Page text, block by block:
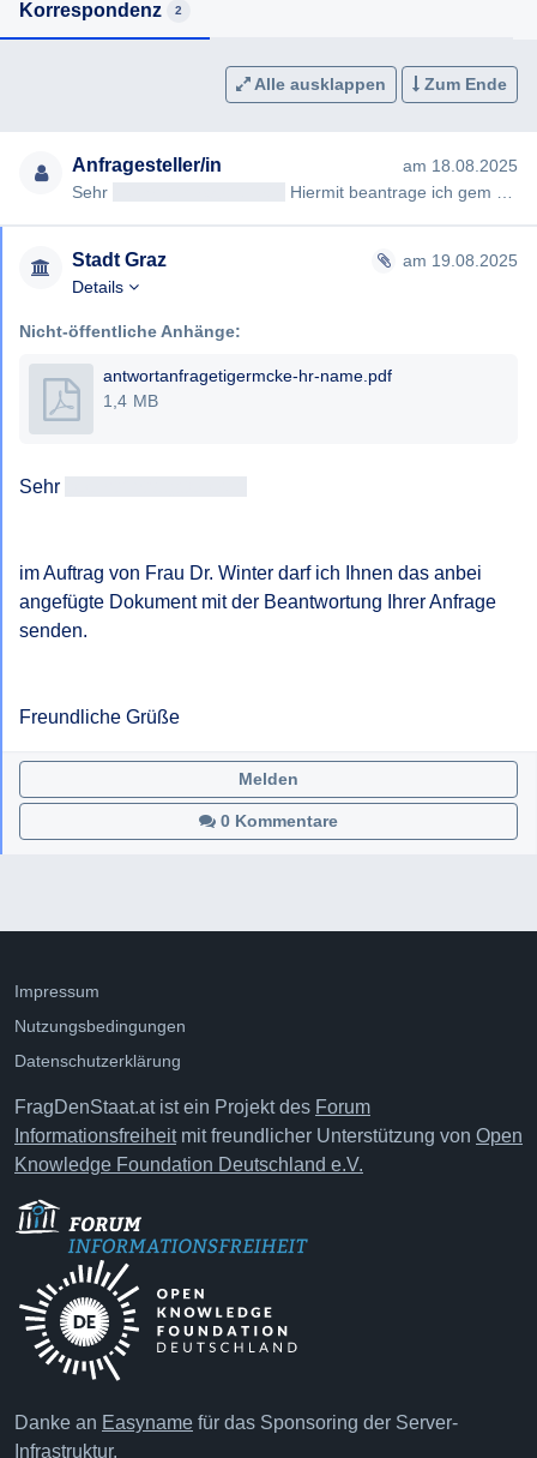
Korrespondenz 2
Alle ausklappen Zum Ende
Anfragesteller/in
am 18.08.2025
Sehr
Hiermit beantrage ich gem §§ 2,3 Steiermärkisches Auskunftspflichtgesetz die Erteilu…
Stadt Graz
am 19.08.2025
Details
Nicht-öffentliche Anhänge:
antwortanfragetigermcke-hr-name.pdf
1,4 MB
Sehr
im Auftrag von Frau Dr. Winter darf ich Ihnen das anbei
angefügte Dokument mit der Beantwortung Ihrer Anfrage
senden.
Freundliche Grüße
0 Kommentare
Melden
Impressum
Nutzungsbedingungen
Datenschutzerklärung
FragDenStaat.at ist ein Projekt des Forum
Informationsfreiheitmit freundlicher Unterstützung von Open
Knowledge Foundation Deutschland e.V.
Danke an Easyname für das Sponsoring der Server-
Infrastruktur.